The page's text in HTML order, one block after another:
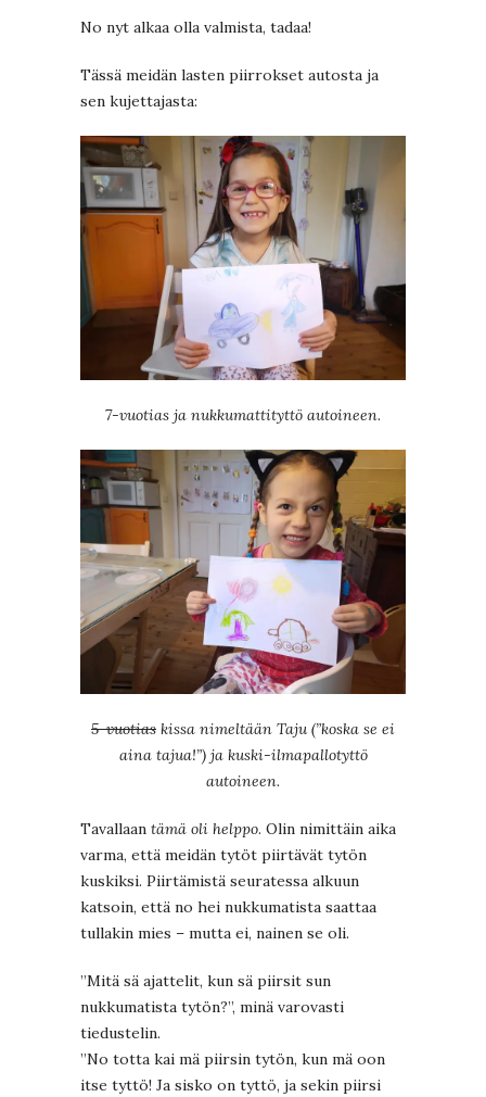
No nyt alkaa olla valmista, tadaa!
Tässä meidän lasten piirrokset autosta ja
sen kujettajasta:
7-vuotias ja nukkumattityttö autoineen.
5-vuotias kissa nimeltään Taju (”koska se ei
aina tajua!”) ja kuski-ilmapallotyttö
autoineen.
Tavallaan tämä oli helppo. Olin nimittäin aika
varma, että meidän tytöt piirtävät tytön
kuskiksi. Piirtämistä seuratessa alkuun
katsoin, että no hei nukkumatista saattaa
tullakin mies – mutta ei, nainen se oli.
”Mitä sä ajattelit, kun sä piirsit sun
nukkumatista tytön?”, minä varovasti
tiedustelin.
”No totta kai mä piirsin tytön, kun mä oon
itse tyttö! Ja sisko on tyttö, ja sekin piirsi